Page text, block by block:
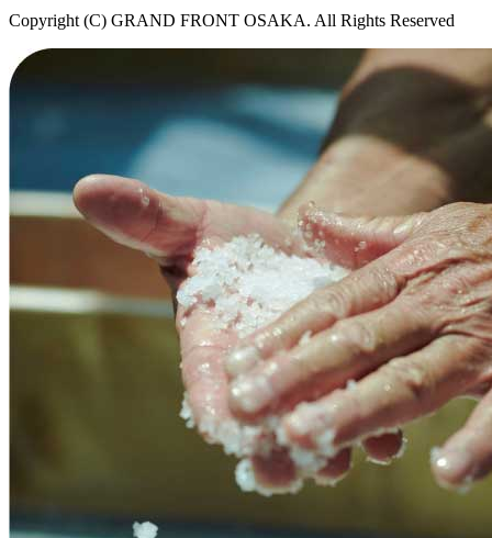
Copyright (C) GRAND FRONT OSAKA. All Rights Reserved